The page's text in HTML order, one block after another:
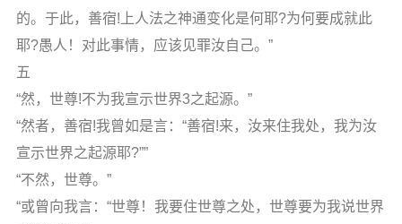
的。于此，善宿!上人法之神通变化是何耶?为何要成就此
耶?愚人！对此事情，应该见罪汝自己。”
五
“然，世尊!不为我宣示世界3之起源。”
“然者，善宿!我曾如是言：“善宿!来，汝来住我处，我为汝
宣示世界之起源耶?””
“不然，世尊。”
“或曾向我言：“世尊！我要住世尊之处，世尊要为我说世界